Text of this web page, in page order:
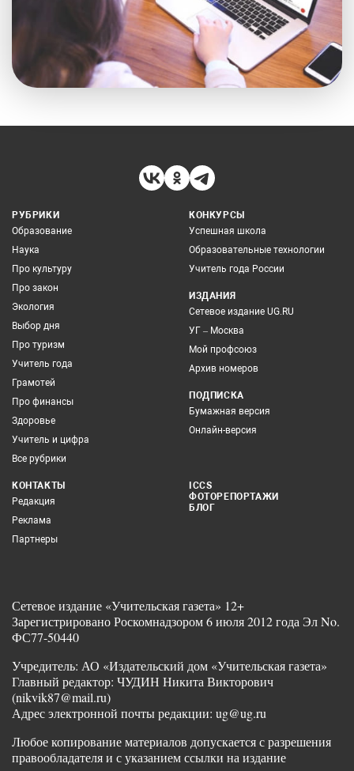
РУБРИКИ
Образование
Наука
Про культуру
Про закон
Экология
Выбор дня
Про туризм
Учитель года
Грамотей
Про финансы
Здоровье
Учитель и цифра
Все рубрики
КОНКУРСЫ
Успешная школа
Образовательные технологии
Учитель года России
ИЗДАНИЯ
Сетевое издание UG.RU
УГ – Москва
Мой профсоюз
Архив номеров
ПОДПИСКА
Бумажная версия
Онлайн-версия
КОНТАКТЫ
Редакция
Реклама
Партнеры
ICCS
ФОТОРЕПОРТАЖИ
БЛОГ
Сетевое издание «Учительская газета» 12+
Зарегистрировано Роскомнадзором 6 июля 2012 года Эл No.
ФС77-50440
Учредитель: АО «Издательский дом «Учительская газета»
Главный редактор: ЧУДИН Никита Викторович
(nikvik87@mail.ru)
Адрес электронной почты редакции: ug@ug.ru
Любое копирование материалов допускается с разрешения
правообладателя и с указанием ссылки на издание